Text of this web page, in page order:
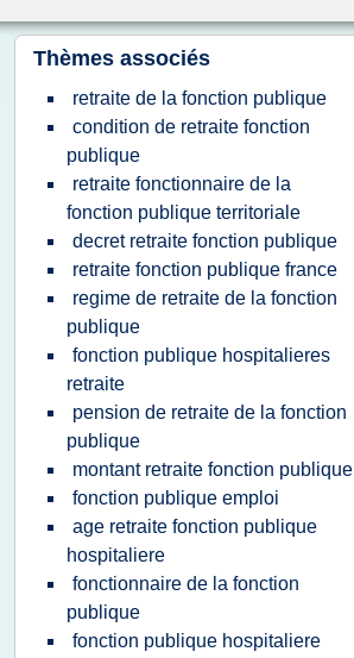
Thèmes associés
retraite de la fonction publique
condition de retraite fonction
publique
retraite fonctionnaire de la
fonction publique territoriale
decret retraite fonction publique
retraite fonction publique france
regime de retraite de la fonction
publique
fonction publique hospitalieres
retraite
pension de retraite de la fonction
publique
montant retraite fonction publique
fonction publique emploi
age retraite fonction publique
hospitaliere
fonctionnaire de la fonction
publique
fonction publique hospitaliere